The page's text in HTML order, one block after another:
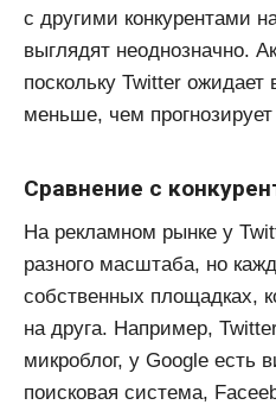
с другими конкурентами
выглядят неоднозначно.
поскольку Twitter ожидает
меньше, чем
Сравнение с
На рекламном рынке у
разного масштаба, но
собственных площадках,
на друга. Например,
микроблог, у Google есть
поисковая система,